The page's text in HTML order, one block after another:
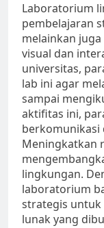
Laboratorium
pembelajaran
melainkan
visual dan
universitas,
lab ini agar
sampai
aktifitas ini,
berkomunikasi
Meningkatkan
lingkungan.
laboratorium
strategis
lunak yang